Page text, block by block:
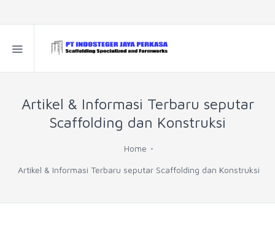
Artikel & Informasi Terbaru seputar
Scaffolding dan Konstruksi
Home
Artikel & Informasi Terbaru seputar Scaffolding dan Konstruksi